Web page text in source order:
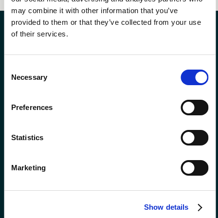
may combine it with other information that you’ve
provided to them or that they’ve collected from your use
of their services.
Selection
Necessary
Preferences
Statistics
Marketing
Show details
Programme